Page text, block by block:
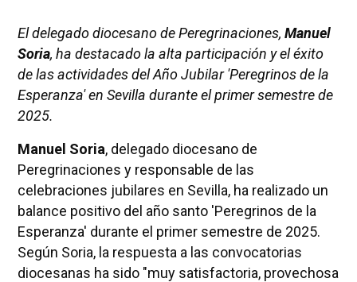
El delegado diocesano de Peregrinaciones, Manuel
Soria, ha destacado la alta participación y el éxito
de las actividades del Año Jubilar 'Peregrinos de la
Esperanza' en Sevilla durante el primer semestre de
2025.
Manuel Soria, delegado diocesano de
Peregrinaciones y responsable de las
celebraciones jubilares en Sevilla, ha realizado un
balance positivo del año santo 'Peregrinos de la
Esperanza' durante el primer semestre de 2025.
Según Soria, la respuesta a las convocatorias
diocesanas ha sido "muy satisfactoria, provechosa